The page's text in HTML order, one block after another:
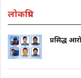
लोकप्रिय
प्रसिद्ध